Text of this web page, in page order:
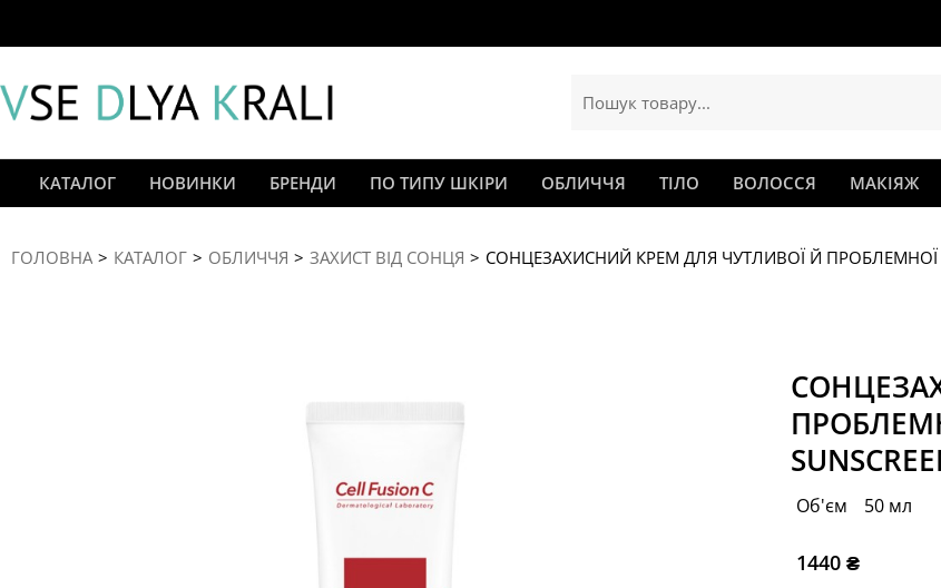
КАТАЛОГ НОВИНКИ БРЕНДИ ПО ТИПУ ШКІРИ ОБЛИЧЧЯ ТІЛО ВОЛОССЯ МАКІЯЖ
You are here:
ГОЛОВНА КАТАЛОГ ОБЛИЧЧЯ ЗАХИСТ ВІД СОНЦЯ СОНЦЕЗАХИСНИЙ КРЕМ ДЛЯ ЧУТЛИВОЇ Й ПРОБЛЕМНОЇ
Об'єм 50 мл
1440 ₴